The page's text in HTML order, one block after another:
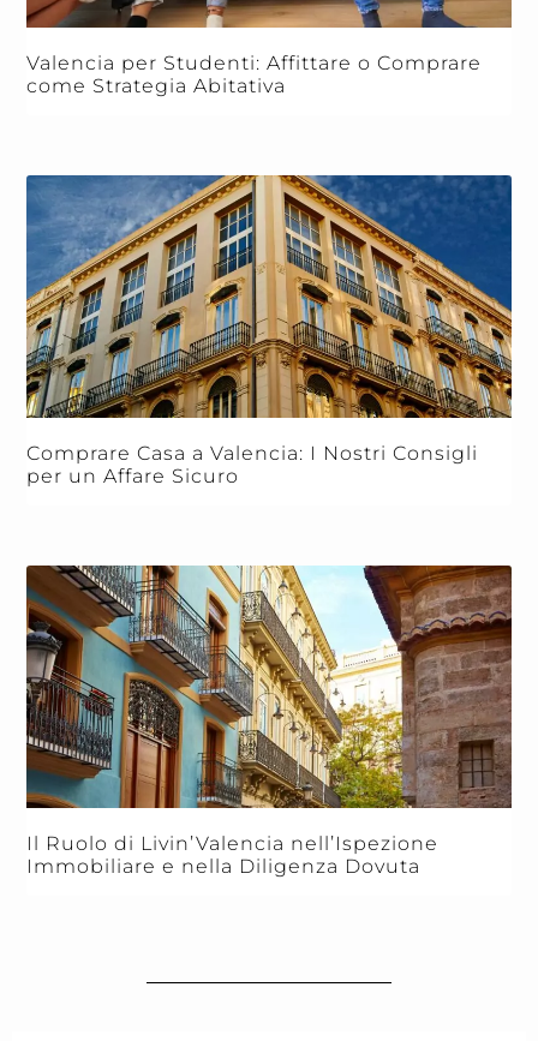
Valencia per Studenti: Affittare o Comprare
come Strategia Abitativa
Comprare Casa a Valencia: I Nostri Consigli
per un Affare Sicuro
Il Ruolo di Livin’Valencia nell’Ispezione
Immobiliare e nella Diligenza Dovuta